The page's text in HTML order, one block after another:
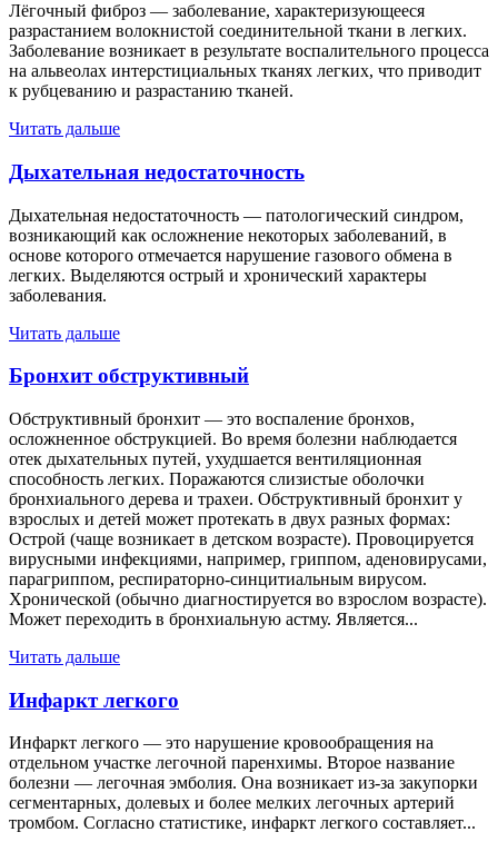
Лёгочный фиброз — заболевание, характеризующееся
разрастанием волокнистой соединительной ткани в легких.
Заболевание возникает в результате воспалительного процесса
на альвеолах интерстициальных тканях легких, что приводит
к рубцеванию и разрастанию тканей.
Читать дальше
Дыхательная недостаточность
Дыхательная недостаточность — патологический синдром,
возникающий как осложнение некоторых заболеваний, в
основе которого отмечается нарушение газового обмена в
легких. Выделяются острый и хронический характеры
заболевания.
Читать дальше
Бронхит обструктивный
Обструктивный бронхит — это воспаление бронхов,
осложненное обструкцией. Во время болезни наблюдается
отек дыхательных путей, ухудшается вентиляционная
способность легких. Поражаются слизистые оболочки
бронхиального дерева и трахеи. Обструктивный бронхит у
взрослых и детей может протекать в двух разных формах:
Острой (чаще возникает в детском возрасте). Провоцируется
вирусными инфекциями, например, гриппом, аденовирусами,
парагриппом, респираторно-синцитиальным вирусом.
Хронической (обычно диагностируется во взрослом возрасте).
Может переходить в бронхиальную астму. Является...
Читать дальше
Инфаркт легкого
Инфаркт легкого — это нарушение кровообращения на
отдельном участке легочной паренхимы. Второе название
болезни — легочная эмболия. Она возникает из-за закупорки
сегментарных, долевых и более мелких легочных артерий
тромбом. Согласно статистике, инфаркт легкого составляет...